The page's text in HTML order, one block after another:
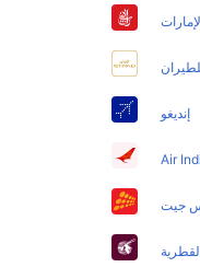
إنديغو
Air
جيت